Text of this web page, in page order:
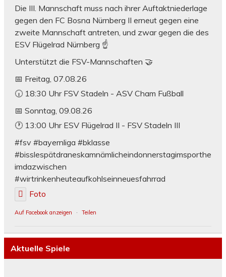
Die III. Mannschaft muss nach ihrer Auftaktniederlage
gegen den FC Bosna Nürnberg II erneut gegen eine
zweite Mannschaft antreten, und zwar gegen die des
ESV Flügelrad Nürnberg ☝️
Unterstützt die FSV-Mannschaften 🤝
📅 Freitag, 07.08.26
🕡 18:30 Uhr FSV Stadeln - ASV Cham Fußball
📅 Sonntag, 09.08.26
🕐 13:00 Uhr ESV Flügelrad II - FSV Stadeln III
#fsv #bayernliga #bklasse
#bisslespätdraneskamnämlicheindonnerstagimsporthe
imdazwischen
#wirtrinkenheuteaufkohlseinneuesfahrrad
Foto
Auf Facebook anzeigen · Teilen
Aktuelle Spiele